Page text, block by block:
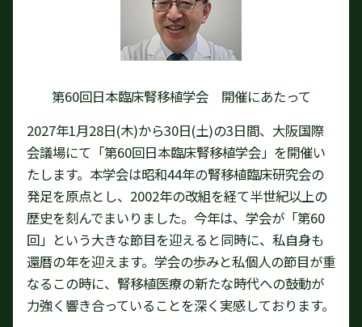
第60回日本臨床腎移植学会 開催にあたって
2027年1月28日(木)から30日(土)の3日間、大阪国際
会議場にて「第60回日本臨床腎移植学会」を開催い
たします。本学会は昭和44年の腎移植臨床研究会の
発足を原点とし、2002年の改組を経て半世紀以上の
歴史を刻んでまいりました。今年は、学会が「第60
回」という大きな節目を迎えると同時に、私自身も
還暦の年を迎えます。学会の歩みと私個人の節目が重
なるこの時に、腎移植医療の新たな時代への鼓動が
力強く響き合っていることを深く実感しております。